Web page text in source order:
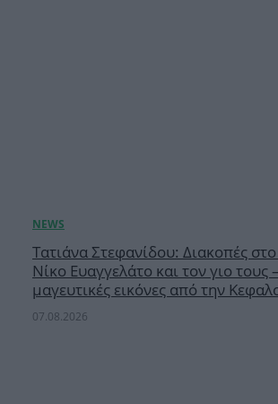
Τατιάνα Στεφανίδου: Διακοπές στο
Νίκο Ευαγγελάτο και τον γιο τους
μαγευτικές εικόνες από την
07.08.2026